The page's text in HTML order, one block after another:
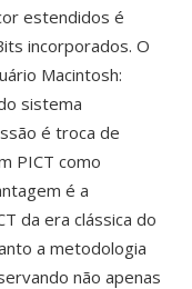
estendidos é
incorporados. O
Macintosh:
sistema
é troca de
PICT como
é a
da era clássica do
a metodologia
não apenas